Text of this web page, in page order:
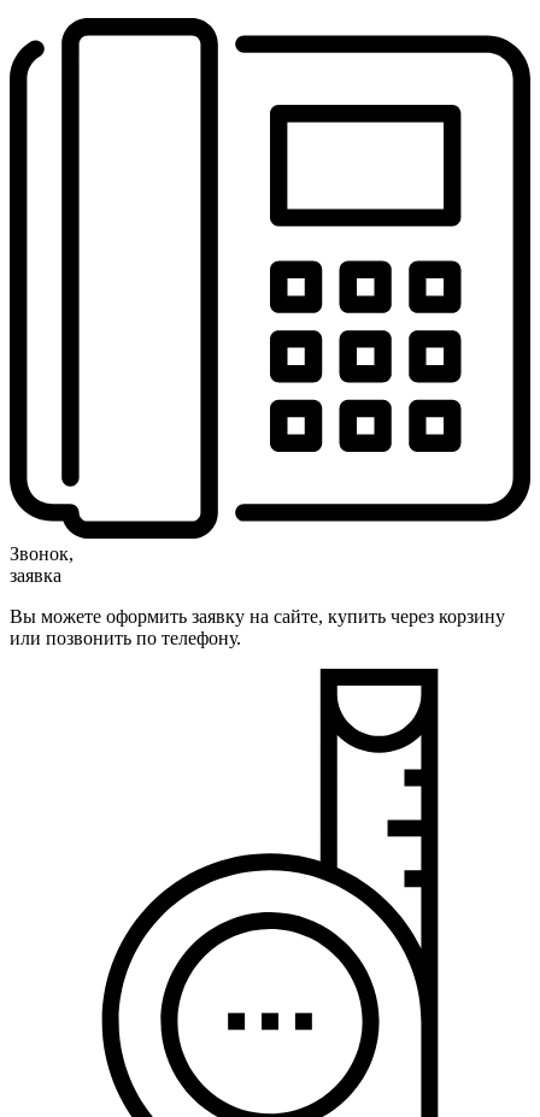
Звонок,
заявка
Вы можете оформить заявку на сайте, купить через корзину
или позвонить по телефону.